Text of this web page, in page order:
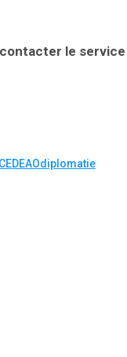
le service
diplomatie